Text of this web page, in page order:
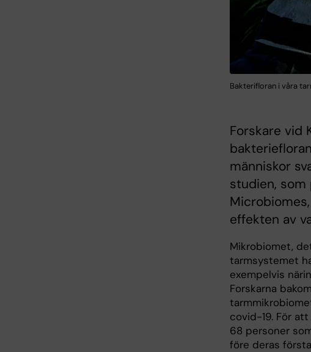
Bakterifloran i våra
Forskare vid
människor
studien,
effekten av
Mikrobiomet,
tarmsystemet
exempelvis
Forskarna
covid-19. För
68 personer
före deras